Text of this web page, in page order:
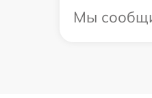
Мы